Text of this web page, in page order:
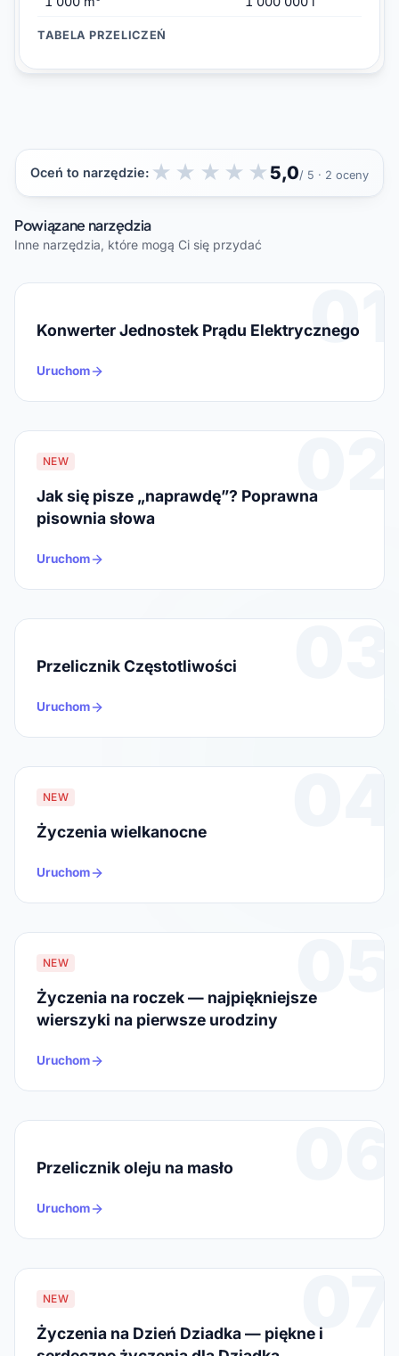
TABELA PRZELICZEŃ
Oceń to narzędzie: ★
★
★
★
★ 5,0/ 5 · 2 oceny
Powiązane narzędzia
Inne narzędzia, które mogą Ci się przydać
01
Konwerter Jednostek Prądu Elektrycznego
Uruchom
02
NEW
Jak się pisze „naprawdę”? Poprawna
pisownia słowa
Uruchom
03
Przelicznik Częstotliwości
Uruchom
04
NEW
Życzenia wielkanocne
Uruchom
05
NEW
Życzenia na roczek — najpiękniejsze
wierszyki na pierwsze urodziny
Uruchom
06
Przelicznik oleju na masło
Uruchom
07
NEW
Życzenia na Dzień Dziadka — piękne i